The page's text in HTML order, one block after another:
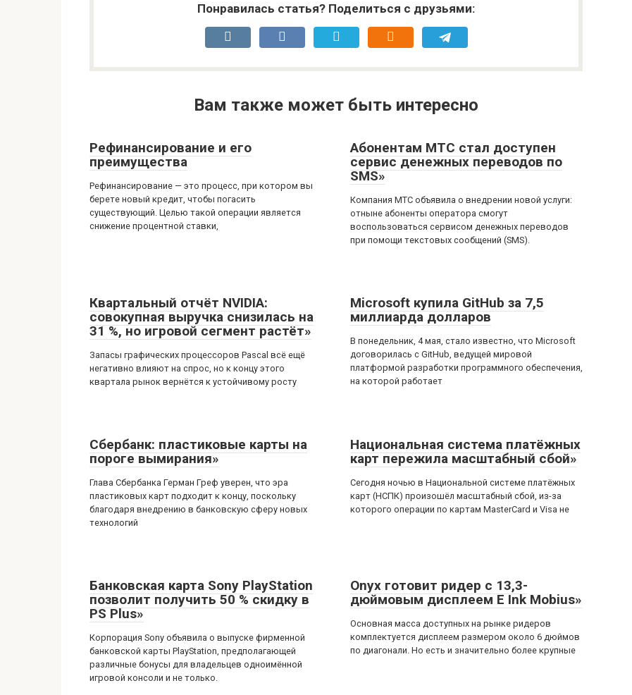
Понравилась статья? Поделиться с друзьями:
Вам также может быть интересно
Рефинансирование и его
преимущества
Рефинансирование — это процесс, при котором вы
берете новый кредит, чтобы погасить
существующий. Целью такой операции является
снижение процентной ставки,
Абонентам МТС стал доступен
сервис денежных переводов по
SMS»
Компания МТС объявила о внедрении новой услуги:
отныне абоненты оператора смогут
воспользоваться сервисом денежных переводов
при помощи текстовых сообщений (SMS).
Квартальный отчёт NVIDIA:
совокупная выручка снизилась на
31 %, но игровой сегмент растёт»
Запасы графических процессоров Pascal всё ещё
негативно влияют на спрос, но к концу этого
квартала рынок вернётся к устойчивому росту
Microsoft купила GitHub за 7,5
миллиарда долларов
В понедельник, 4 мая, стало известно, что Microsoft
договорилась с GitHub, ведущей мировой
платформой разработки программного обеспечения,
на которой работает
Сбербанк: пластиковые карты на
пороге вымирания»
Глава Сбербанка Герман Греф уверен, что эра
пластиковых карт подходит к концу, поскольку
благодаря внедрению в банковскую сферу новых
технологий
Национальная система платёжных
карт пережила масштабный сбой»
Сегодня ночью в Национальной системе платёжных
карт (НСПК) произошёл масштабный сбой, из-за
которого операции по картам MasterCard и Visa не
Банковская карта Sony PlayStation
позволит получить 50 % скидку в
PS Plus»
Корпорация Sony объявила о выпуске фирменной
банковской карты PlayStation, предполагающей
различные бонусы для владельцев одноимённой
игровой консоли и не только.
Onyx готовит ридер с 13,3-
дюймовым дисплеем E Ink Mobius»
Основная масса доступных на рынке ридеров
комплектуется дисплеем размером около 6 дюймов
по диагонали. Но есть и значительно более крупные